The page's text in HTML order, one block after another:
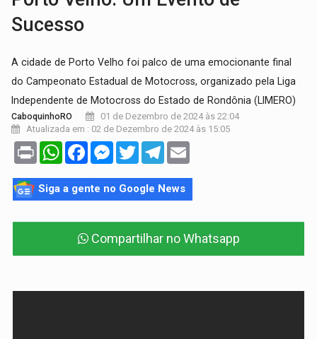
Sucesso
A cidade de Porto Velho foi palco de uma emocionante final
do Campeonato Estadual de Motocross, organizado pela Liga
Independente de Motocross do Estado de Rondônia (LIMERO)
CaboquinhoRO
01 de Dezembro de 2024 às 22:04
Atualizada em : 02 de Dezembro de 2024 às 15:05
Print WhatsAppFacebookMessenger
TwitterTelegram
Siga a gente no Google News
Compartilhar no Whatsapp